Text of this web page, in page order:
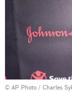
© AP Photo / Charles